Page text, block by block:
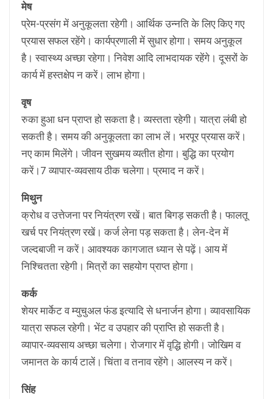
मेष
प्रेम-प्रसंग में अनुकूलता रहेगी। आर्थिक उन्नति के लिए किए गए
प्रयास सफल रहेंगे। कार्यप्रणाली में सुधार होगा। समय अनुकूल
है। स्वास्थ्य अच्छा रहेगा। निवेश आदि लाभदायक रहेंगे। दूसरों के
कार्य में हस्तक्षेप न करें। लाभ होगा।
वृष
रुका हुआ धन प्राप्त हो सकता है। व्यस्तता रहेगी। यात्रा लंबी हो
सकती है। समय की अनुकूलता का लाभ लें। भरपूर प्रयास करें।
नए काम मिलेंगे। जीवन सुखमय व्यतीत होगा। बुद्धि का प्रयोग
करें।7 व्यापार-व्यवसाय ठीक चलेगा। प्रमाद न करें।
मिथुन
क्रोध व उत्तेजना पर नियंत्रण रखें। बात बिगड़ सकती है। फालतू
खर्च पर नियंत्रण रखें। कर्ज लेना पड़ सकता है। लेन-देन में
जल्दबाजी न करें। आवश्यक कागजात ध्यान से पढ़ें। आय में
निश्चितता रहेगी। मित्रों का सहयोग प्राप्त होगा।
कर्क
शेयर मार्केट व म्युचुअल फंड इत्यादि से धनार्जन होगा। व्यावसायिक
यात्रा सफल रहेगी। भेंट व उपहार की प्राप्ति हो सकती है।
व्यापार-व्यवसाय अच्छा चलेगा। रोजगार में वृद्धि होगी। जोखिम व
जमानत के कार्य टालें। चिंता व तनाव रहेंगे। आलस्य न करें।
सिंह